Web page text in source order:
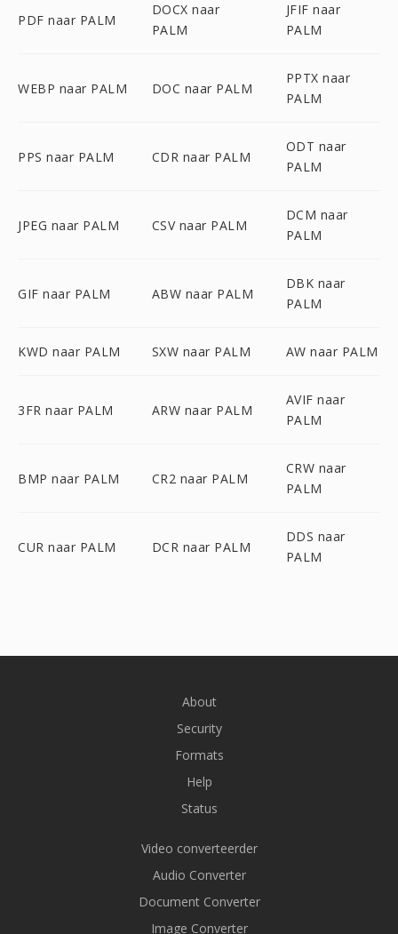
PDF naar PALM
DOCX naar
PALM
JFIF naar
PALM
WEBP naar PALM DOC naar PALM
PPTX naar
PALM
PPS naar PALM CDR naar PALM
ODT naar
PALM
JPEG naar PALM CSV naar PALM
DCM naar
PALM
GIF naar PALM ABW naar PALM
DBK naar
PALM
KWD naar PALM SXW naar PALM AW naar PALM
3FR naar PALM ARW naar PALM
AVIF naar
PALM
BMP naar PALM CR2 naar PALM
CRW naar
PALM
CUR naar PALM DCR naar PALM
DDS naar
PALM
About
Security
Formats
Help
Status
Video converteerder
Audio Converter
Document Converter
Image Converter